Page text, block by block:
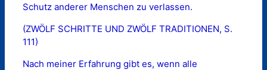
Schutz anderer Menschen zu verlassen.
(ZWÖLF SCHRITTE UND ZWÖLF TRADITIONEN, S.
111)
Nach meiner Erfahrung gibt es, wenn alle